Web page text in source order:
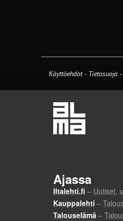
Käyttöehdot - Tietosuoja -